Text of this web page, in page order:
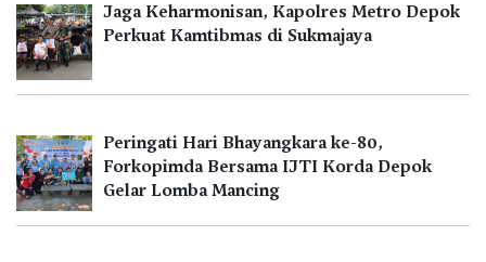
Jaga Keharmonisan, Kapolres Metro Depok
Perkuat Kamtibmas di Sukmajaya
Peringati Hari Bhayangkara ke-80,
Forkopimda Bersama IJTI Korda Depok
Gelar Lomba Mancing